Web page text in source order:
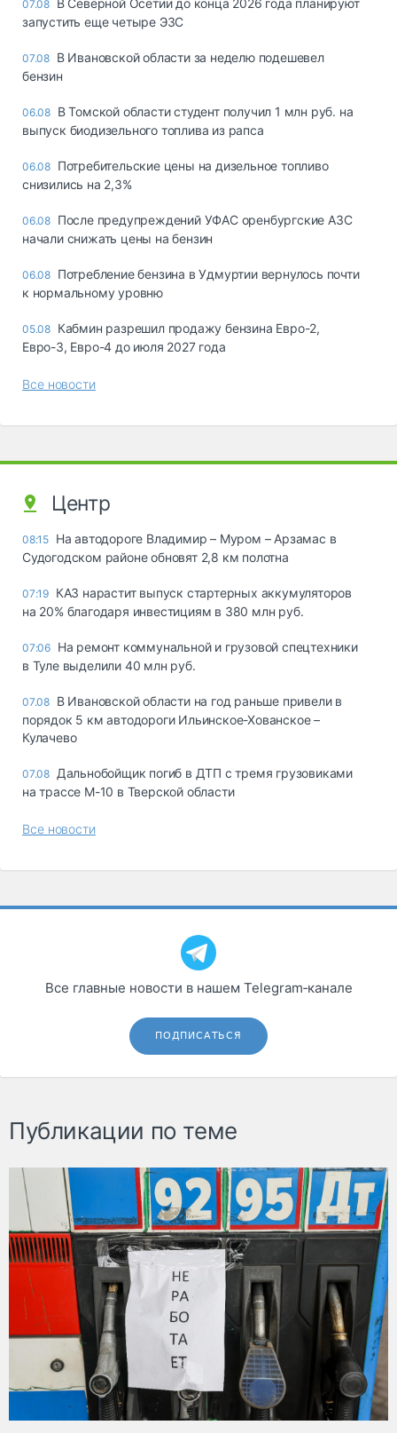
07.08
В Северной Осетии до конца 2026 года планируют
запустить еще четыре ЭЗС
07.08 В Ивановской области за неделю подешевел
бензин
06.08 В Томской области студент получил 1 млн руб. на
выпуск биодизельного топлива из рапса
06.08 Потребительские цены на дизельное топливо
снизились на 2,3%
06.08 После предупреждений УФАС оренбургские АЗС
начали снижать цены на бензин
06.08 Потребление бензина в Удмуртии вернулось почти
к нормальному уровню
05.08 Кабмин разрешил продажу бензина Евро-2,
Евро-3, Евро-4 до июля 2027 года
Все новости
Центр
08:15 На автодороге Владимир – Муром – Арзамас в
Судогодском районе обновят 2,8 км полотна
07:19 КАЗ нарастит выпуск стартерных аккумуляторов
на 20% благодаря инвестициям в 380 млн руб.
07:06 На ремонт коммунальной и грузовой спецтехники
в Туле выделили 40 млн руб.
07.08 В Ивановской области на год раньше привели в
порядок 5 км автодороги Ильинское-Хованское –
Кулачево
07.08 Дальнобойщик погиб в ДТП с тремя грузовиками
на трассе М-10 в Тверской области
Все новости
Все главные новости в нашем Telegram‑канале
ПОДПИСАТЬСЯ
Публикации по теме